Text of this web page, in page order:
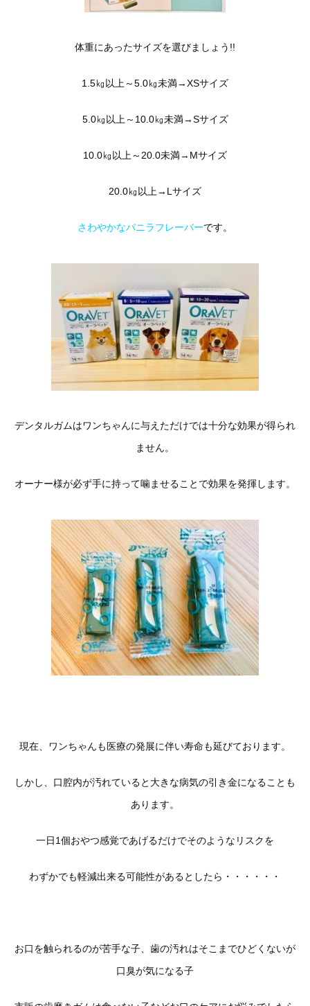
体重にあったサイズを選びましょう!!
1.5㎏以上～5.0㎏未満→XSサイズ
5.0㎏以上～10.0㎏未満→Sサイズ
10.0㎏以上～20.0未満→Mサイズ
20.0㎏以上→Lサイズ
さわやかなバニラフレーバーです。
デンタルガムはワンちゃんに与えただけでは十分な効果が得られ
ません。
オーナー様が必ず手に持って噛ませることで効果を発揮します。
現在、ワンちゃんも医療の発展に伴い寿命も延びております。
しかし、口腔内が汚れていると大きな病気の引き金になることも
あります。
一日1個おやつ感覚であげるだけでそのようなリスクを
わずかでも軽減出来る可能性があるとしたら・・・・・・
お口を触られるのが苦手な子、歯の汚れはそこまでひどくないが
口臭が気になる子